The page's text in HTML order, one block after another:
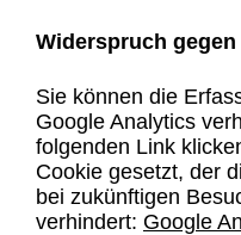
Widerspruch
Sie können die
Google Analytics
folgenden Link
Cookie gesetzt, der
bei zukünftigen
verhindert: Google